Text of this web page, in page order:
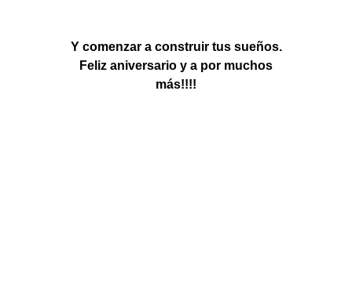
Y comenzar a construir tus sueños.
Feliz aniversario y a por muchos
más!!!!